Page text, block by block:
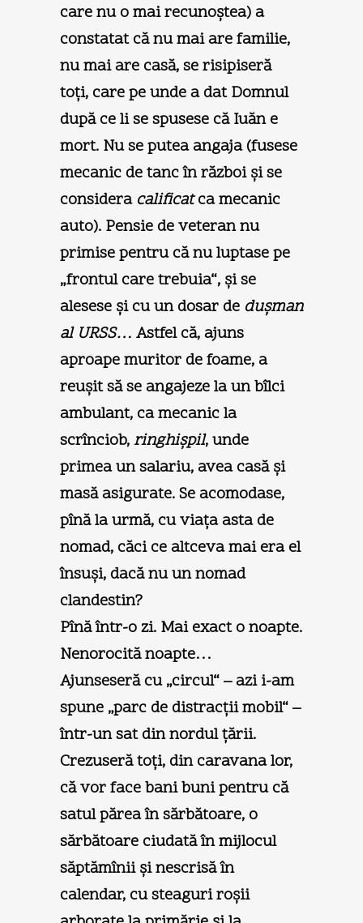
care nu o mai recunoştea) a
constatat că nu mai are familie,
nu mai are casă, se risipiseră
toţi, care pe unde a dat Domnul
după ce li se spusese că Iuăn e
mort. Nu se putea angaja (fusese
mecanic de tanc în război şi se
considera calificatca mecanic
auto). Pensie de veteran nu
primise pentru că nu luptase pe
„frontul care trebuia“, şi se
alesese şi cu un dosar de duşman
al URSS… Astfel că, ajuns
aproape muritor de foame, a
reuşit să se angajeze la un bîlci
ambulant, ca mecanic la
scrînciob, ringhişpil, unde
primea un salariu, avea casă şi
masă asigurate. Se acomodase,
pînă la urmă, cu viaţa asta de
nomad, căci ce altceva mai era el
însuşi, dacă nu un nomad
clandestin?
Pînă într-o zi. Mai exact o noapte.
Nenorocită noapte…
Ajunseseră cu „circul“ – azi i-am
spune „parc de distracţii mobil“ –
într-un sat din nordul ţării.
Crezuseră toţi, din caravana lor,
că vor face bani buni pentru că
satul părea în sărbătoare, o
sărbătoare ciudată în mijlocul
săptămînii şi nescrisă în
calendar, cu steaguri roşii